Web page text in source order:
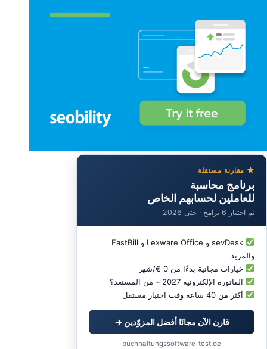
مقارنة مستقلة
برنامج محاسبة
للعاملين لحسابهم الخاص
تم اختبار 6 برامج · حتى 2026
sevDesk و Lexware Office و FastBill
والمزيد
خيارات مجانية بدءًا من 0 €/شهر
الفاتورة الإلكترونية 2027 – من المستعد؟
أكثر من 40 ساعة وقت اختبار مستقل
قارن الآن مجانًا أفضل المزوّدين →
buchhaltungssoftware-test.de